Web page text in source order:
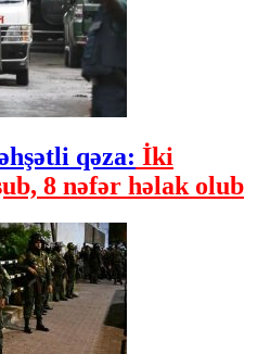
qəza: İki
8 nəfər həlak olub